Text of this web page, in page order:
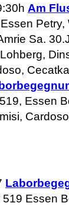
Am
Sa.
Essen
Cardoso
519 Essen